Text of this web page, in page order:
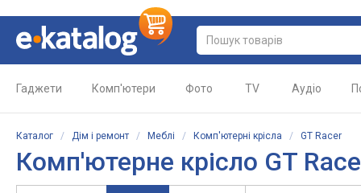
Гаджети Комп'ютери Фото TV Аудіо
Каталог / Дім і ремонт / Меблі / Комп'ютерні крісла / GT Racer
Комп'ютерне крісло GT